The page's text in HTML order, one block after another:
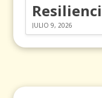
JULIO 9, 2026